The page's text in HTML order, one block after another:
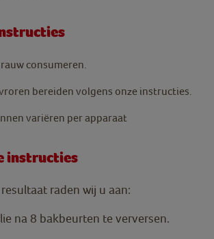
consumeren.
bereiden volgens onze instructies.
variëren per apparaat
instructies
raden wij u aan:
na 8 bakbeurten te verversen.